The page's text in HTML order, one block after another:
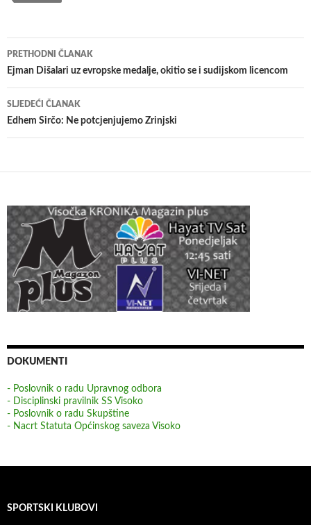
Navigacija
članaka
PRETHODNI ČLANAK
Ejman Dišalari uz evropske medalje, okitio se i sudijskom licencom
SLJEDEĆI ČLANAK
Edhem Sirčo: Ne potcjenjujemo Zrinjski
DOKUMENTI
- Poslovnik o radu Upravnog odbora
- Disciplinski pravilnik SS Visoko
- Poslovnik o radu Skupštine
- Nacrt Statuta Općinskog saveza Visoko
SPORTSKI KLUBOVI